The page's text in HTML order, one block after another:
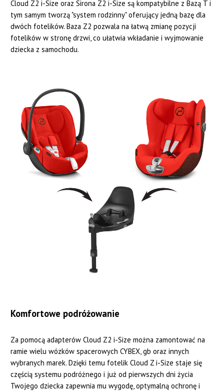
Cloud Z2 i-Size oraz Sirona Z2 i-Size są kompatybilne z Bazą T i
tym samym tworzą "system rodzinny" oferujący jedną bazę dla
dwóch fotelików. Baza Z2 pozwala na łatwą zmianę pozycji
fotelików w stronę drzwi, co ułatwia wkładanie i wyjmowanie
dziecka z samochodu.
Komfortowe podróżowanie
Za pomocą adapterów Cloud Z2 i-Size można zamontować na
ramie wielu wózków spacerowych CYBEX, gb oraz innych
wybranych marek. Dzięki temu fotelik Cloud Z i-Size staje się
częścią systemu podróżnego i już od pierwszych dni życia
Twojego dziecka zapewnia mu wygodę, optymalną ochronę i